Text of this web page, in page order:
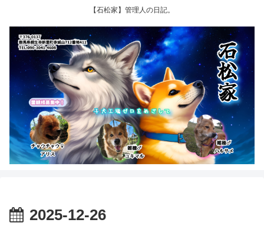
【石松家】管理人の日記。
2025-12-26